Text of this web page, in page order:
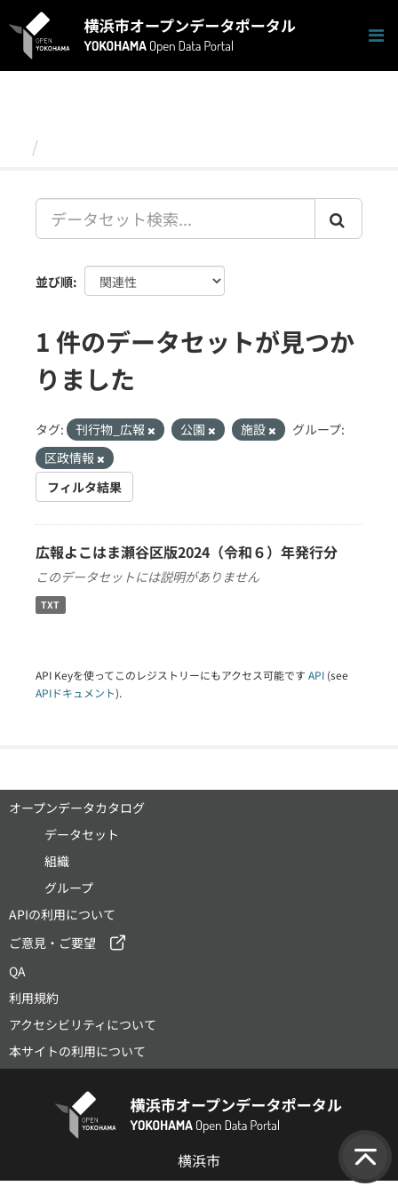
キ
並び順
1 件のデータセットが見つか
りました
タグ: 刊行物_広報 公園 施設
グループ:
区政情報
フィルタ結果
広報よこはま瀬谷区版2024（令和６）年発行分
このデータセットには説明がありません
TXT
API Keyを使ってこのレジストリーにもアクセス可能です API (see
APIドキュメント).
オープンデータカタログ
データセット
組織
グループ
APIの利用について
ご意見・ご要望
QA
利用規約
アクセシビリティについて
本サイトの利用について
横浜市